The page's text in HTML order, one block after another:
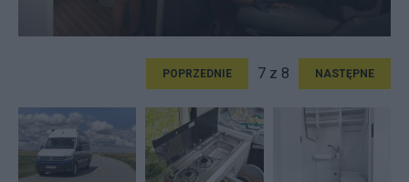
POPRZEDNIE 7 z 8 NASTĘPNE